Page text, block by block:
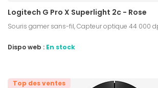
Logitech G Pro X Superlight 2c - Rose
Souris gamer sans-fil, Capteur optique 44 000
Dispo web : En stock
Top des ventes